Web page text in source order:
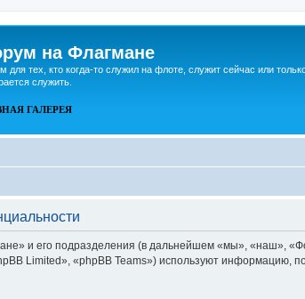
на Флагмане
для тех, кто когда-то служил на флоте, служит сейчас или
служить.
ГАЛЕРЕЯ
и его подразделения (в дальнейшем «мы», «наш»,
Limited», «phpBB Teams») используют информацию,